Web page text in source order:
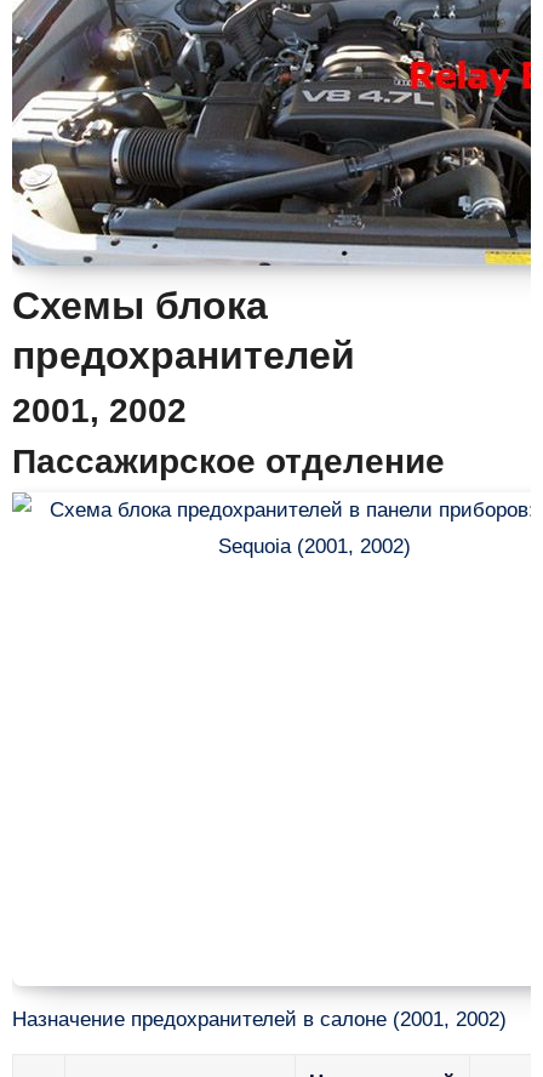
Схемы блока
предохранителей
2001, 2002
Пассажирское отделение
Назначение предохранителей в салоне (2001, 2002)